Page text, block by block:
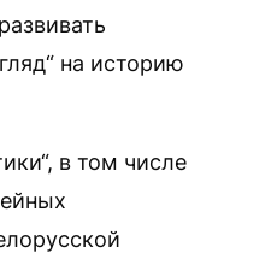
на историю
в том числе